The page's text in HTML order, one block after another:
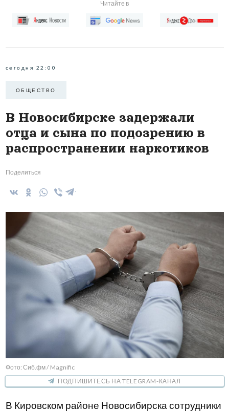
Читайте в
сегодня 22:00
ОБЩЕСТВО
В Новосибирске задержали
отца и сына по подозрению в
распространении наркотиков
Поделиться
Фото: Сиб.фм / Magnific
ПОДПИШИТЕСЬ НА TELEGRAM-КАНАЛ
В Кировском районе Новосибирска сотрудники